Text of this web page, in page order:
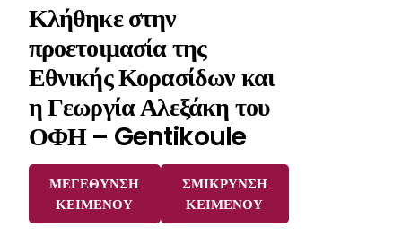
Κλήθηκε στην
προετοιμασία της
Εθνικής Κορασίδων και
η Γεωργία Αλεξάκη του
ΟΦΗ – Gentikoule
ΜΕΓΕΘΥΝΣΗ
ΚΕΙΜΕΝΟΥ
ΣΜΙΚΡΥΝΣΗ
ΚΕΙΜΕΝΟΥ